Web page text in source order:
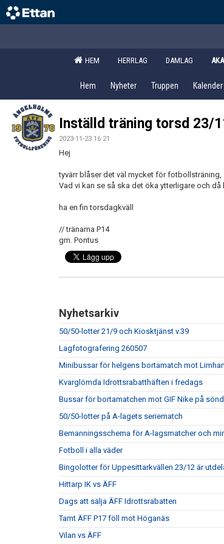
HEM HERRLAG DAMLAG
Hem Nyheter Truppen Kalender
Inställd träning torsd 23/
2023-11-23 16:21
Hej
tyvärr blåser det väl mycket för
Vad vi kan se så ska det öka ytterligare och
ha en fin torsdagkväll
// tränarna P14
gm. Pontus
Nyhetsarkiv
50/50-lotter 21/9 och Kiosktjänst v.39
Lagfotografering 260507
Minibussar för helgens bortamatch mot
Kvarglömda Idrottsrabatthäften i fredags
Bussar för bortamatchen mot GIF Nike på
50/50-lotter på A-lagets seriematch
Bemanningsschema för A-lagsmatcher och
Fotboll i alla väder
Bingolotter för Uppesittarkvällen 23/12 är
Hittarp IK vs ÄFF
Dags att sälja ÄFF Idrottsrabatten
Tamt ÄFF P17 föll mot Höganäs
Vilan vs ÄFF